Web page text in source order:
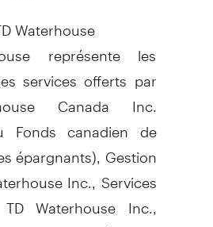
Waterhouse
représente les
services offerts par
Canada Inc.
Fonds canadien de
épargnants), Gestion
Inc., Services
Waterhouse Inc.,